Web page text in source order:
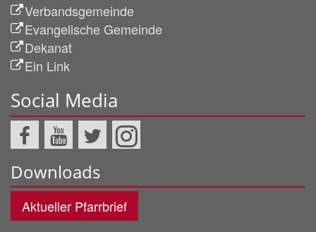
Verbandsgemeinde
Evangelische Gemeinde
Dekanat
Ein Link
Social Media
Downloads
Aktueller Pfarrbrief